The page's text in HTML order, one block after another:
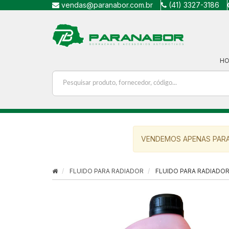
vendas@paranabor.com.br (41) 3327-3186
VENDEMOS APENAS
FLUIDO PARA RADIADOR FLUIDO PARA